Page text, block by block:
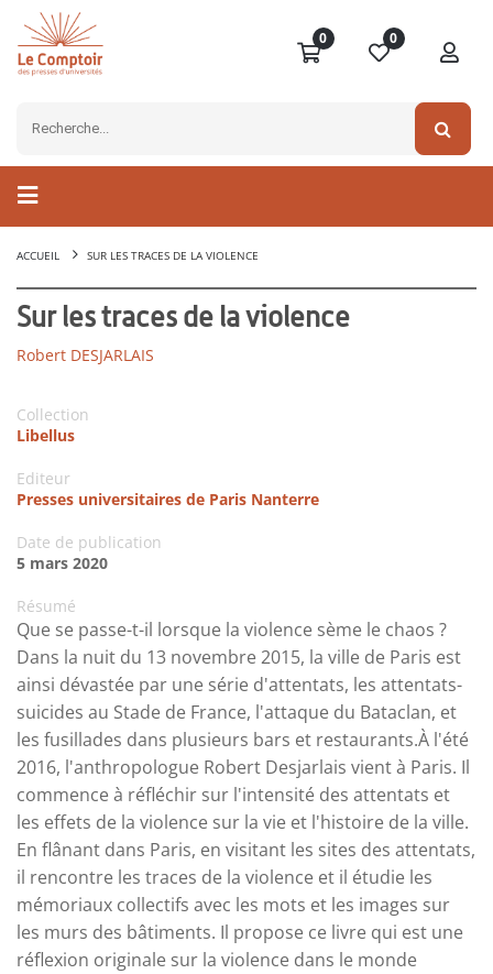
0 0
ACCUEIL SUR LES TRACES DE LA VIOLENCE
Sur les traces de la violence
Robert DESJARLAIS
Collection
Libellus
Editeur
Presses universitaires de Paris Nanterre
Date de publication
5 mars 2020
Résumé
Que se passe-t-il lorsque la violence sème le chaos ?
Dans la nuit du 13 novembre 2015, la ville de Paris est
ainsi dévastée par une série d'attentats, les attentats-
suicides au Stade de France, l'attaque du Bataclan, et
les fusillades dans plusieurs bars et restaurants.À l'été
2016, l'anthropologue Robert Desjarlais vient à Paris. Il
commence à réfléchir sur l'intensité des attentats et
les effets de la violence sur la vie et l'histoire de la ville.
En flânant dans Paris, en visitant les sites des attentats,
il rencontre les traces de la violence et il étudie les
mémoriaux collectifs avec les mots et les images sur
les murs des bâtiments. Il propose ce livre qui est une
réflexion originale sur la violence dans le monde